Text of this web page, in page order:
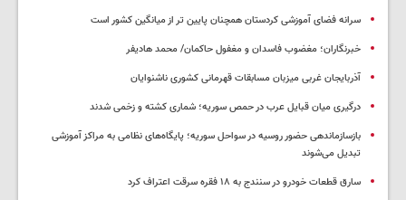
سرانه فضای آموزشی کردستان همچنان پایین تر از میانگین کشور است
خبرنگاران؛ مغضوب فاسدان و مغفول حاکمان/ محمد هادیفر
آذربایجان غربی میزبان مسابقات قهرمانی کشوری ناشنوایان
درگیری میان قبایل عرب در حمص سوریه؛ شماری کشته و زخمی شدند
بازسازماندهی حضور روسیه در سواحل سوریه؛ پایگاه‌های نظامی به مراکز آموزشی
تبدیل می‌شوند
سارق قطعات خودرو در سنندج به ۱۸ فقره سرقت اعتراف کرد